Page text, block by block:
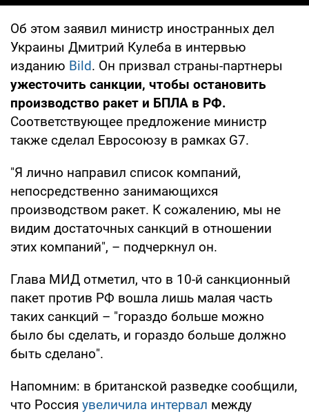
Об этом заявил министр иностранных дел
Украины Дмитрий Кулеба в интервью
изданию Bild. Он призвал страны-партнеры
ужесточить санкции, чтобы остановить
производство ракет и БПЛА в РФ.
Соответствующее предложение министр
также сделал Евросоюзу в рамках G7.
"Я лично направил список компаний,
непосредственно занимающихся
производством ракет. К сожалению, мы не
видим достаточных санкций в отношении
этих компаний", – подчеркнул он.
Глава МИД отметил, что в 10-й санкционный
пакет против РФ вошла лишь малая часть
таких санкций – "гораздо больше можно
было бы сделать, и гораздо больше должно
быть сделано".
Напомним: в британской разведке сообщили,
что Россия увеличила интервал между